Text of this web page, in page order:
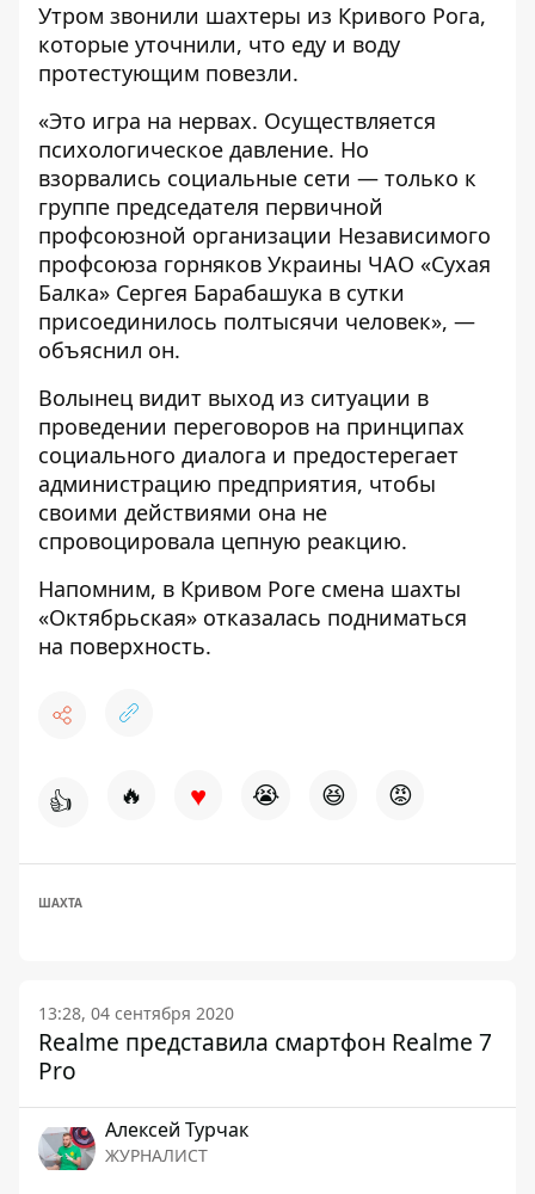
Утром звонили шахтеры из Кривого Рога,
которые уточнили, что еду и воду
протестующим повезли.
«Это игра на нервах. Осуществляется
психологическое давление. Но
взорвались социальные сети — только к
группе председателя первичной
профсоюзной организации Независимого
профсоюза горняков Украины ЧАО «Сухая
Балка» Сергея Барабашука в сутки
присоединилось полтысячи человек», —
объяснил он.
Волынец видит выход из ситуации в
проведении переговоров на принципах
социального диалога и предостерегает
администрацию предприятия, чтобы
своими действиями она не
спровоцировала цепную реакцию.
Напомним, в Кривом Роге смена шахты
«Октябрьская» отказалась подниматься
на поверхность.
👍 🔥 ♥ 😭 😆 😡
ШАХТА
13:28, 04 сентября 2020
Realme представила смартфон Realme 7
Pro
Алексей Турчак
ЖУРНАЛИСТ